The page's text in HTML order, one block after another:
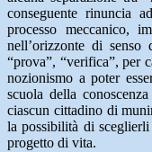
conseguente rinuncia
processo meccanico,
nell’orizzonte di senso
“prova”, “verifica”, per
nozionismo a poter
scuola della
ciascun cittadino di
la possibilità di
progetto di vita.